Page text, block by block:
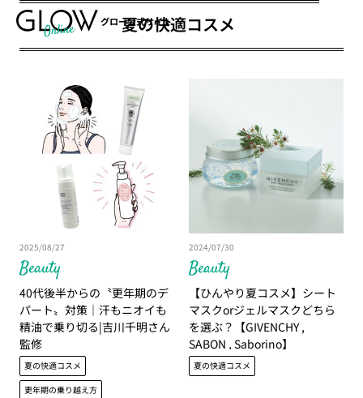
グロー公式サイト
夏の快適コスメ
Beauty
2025/08/27
40代後半からの〝更年期のデ
パート〟対策｜汗もニオイも
精油で乗り切る|吉川千明さん
監修
夏の快適コスメ
更年期の乗り越え方
Beauty
2024/07/30
【ひんやり夏コスメ】シート
マスクorジェルマスクどちら
を選ぶ？【GIVENCHY ,
SABON , Saborino】
夏の快適コスメ